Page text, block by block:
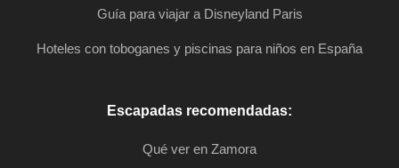
Guía para viajar a Disneyland Paris
Hoteles con toboganes y piscinas para niños en España
Escapadas recomendadas:
Qué ver en Zamora